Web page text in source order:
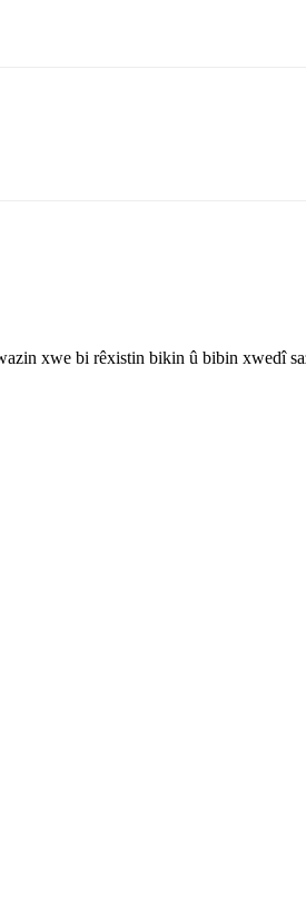
xwe bi rêxistin bikin û bibin xwedî